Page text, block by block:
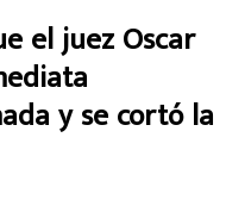
el juez Oscar
y se cortó la